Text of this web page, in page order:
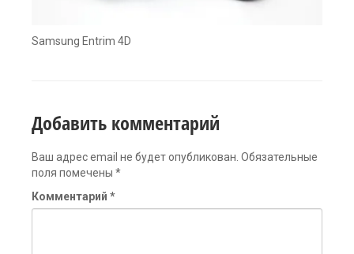
Samsung Entrim 4D
Добавить комментарий
Ваш адрес email не будет опубликован. Обязательные
поля помечены *
Комментарий *